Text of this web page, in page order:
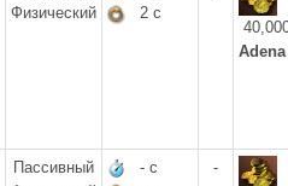
Физический
2 с
Adena
Пассивный
- с
-